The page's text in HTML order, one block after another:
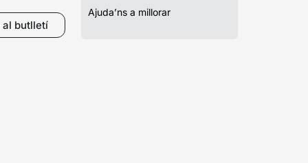
butlletí
Ajuda’ns a millorar